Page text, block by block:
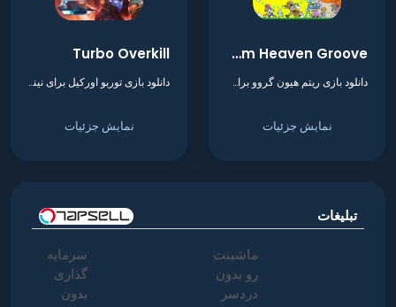
Rhythm Heaven Groove
دانلود بازی ریتم هیون گروو برای نینتندو سوییچ
نمایش جزئیات
Turbo Overkill
دانلود بازی توربو اورکیل برای نینتندو سوییچ
نمایش جزئیات
تبلیغات
ماشینت
رو بدون
دردسر
سرمایه
گذاری
بدون